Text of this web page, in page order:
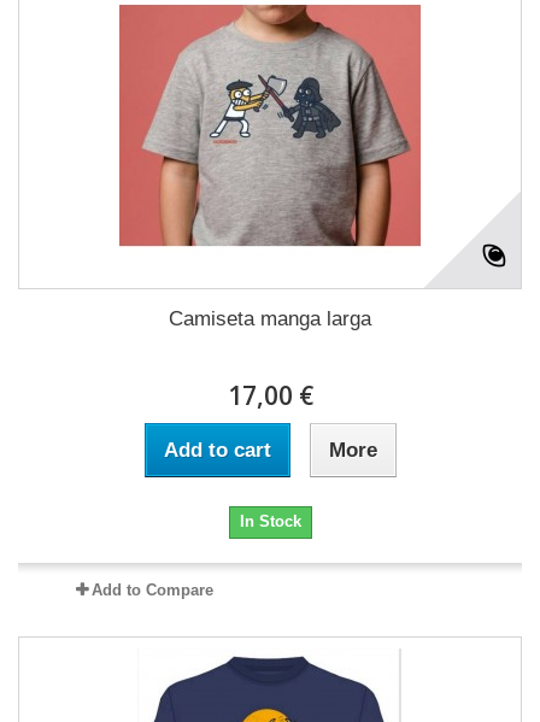
Camiseta manga larga
17,00 €
Add to cart More
In Stock
Add to Compare